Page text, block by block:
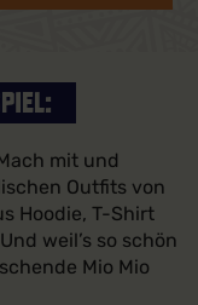
mit und
Outfits von
Hoodie, T-Shirt
weil’s so schön
Mio Mio